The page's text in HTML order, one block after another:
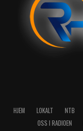
HJEM LOKALT NTB
OSS I RADIOEN